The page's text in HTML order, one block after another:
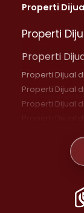
Properti
Properti
Properti
Properti Dijual
Properti Dijual
Properti Dijual
Properti Dijual
Properti Dijual
Properti